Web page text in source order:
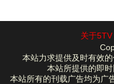
关于5TV
本站力求提供及时有效
本站所提供的即
本站所有的刊载广告均为广